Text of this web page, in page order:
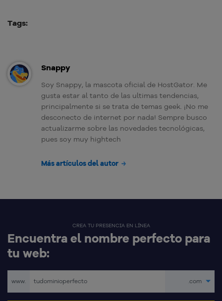
Tags:
Snappy
Soy Snappy, la mascota oficial de HostGator. Me
gusta estar al tanto de las ultimas tendencias,
principalmente si se trata de temas geek. ¡No me
desconecto de internet por nada! Sempre busco
actualizarme sobre las novedades tecnológicas,
pues soy muy hightech
Más artículos del autor
CREA TU PRESENCIA EN LÍNEA
Encuentra el nombre perfecto para
tu web:
www. .com